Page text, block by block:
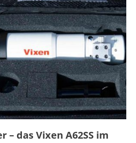
– das Vixen A62SS im